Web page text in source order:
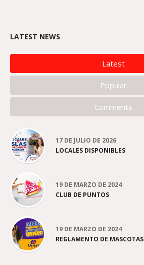
LATEST NEWS
Latest
Popular
Comments
17 DE JULIO DE 2026
LOCALES DISPONIBLES
19 DE MARZO DE 2024
CLUB DE PUNTOS
19 DE MARZO DE 2024
REGLAMENTO DE MASCOTAS